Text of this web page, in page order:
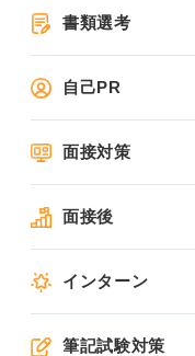
書類選考
自己PR
面接対策
面接後
インターン
筆記試験対策